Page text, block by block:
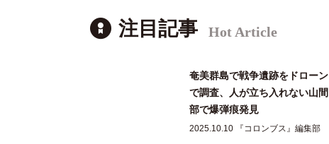
注目記事 Hot Article
奄美群島で戦争遺跡をドローン
で調査、人が立ち入れない山間
部で爆弾痕発見
2025.10.10 『コロンブス』編集部